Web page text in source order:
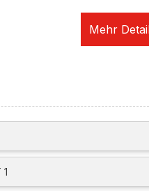
(Thunderbolt4 and
für einzelne externe
(Thunderbolt 4)
(HDMI
IR discrete Camera,
1